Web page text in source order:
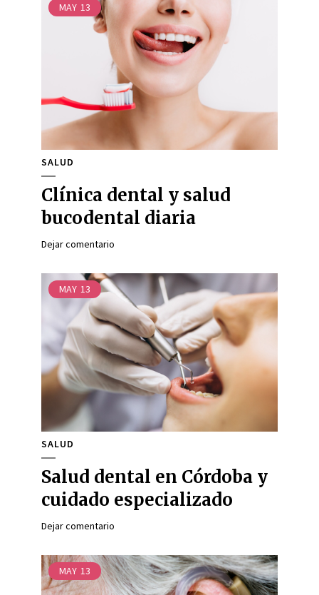
MAY 13
SALUD
Clínica dental y salud
bucodental diaria
Dejar comentario
MAY 13
SALUD
Salud dental en Córdoba y
cuidado especializado
Dejar comentario
MAY 13